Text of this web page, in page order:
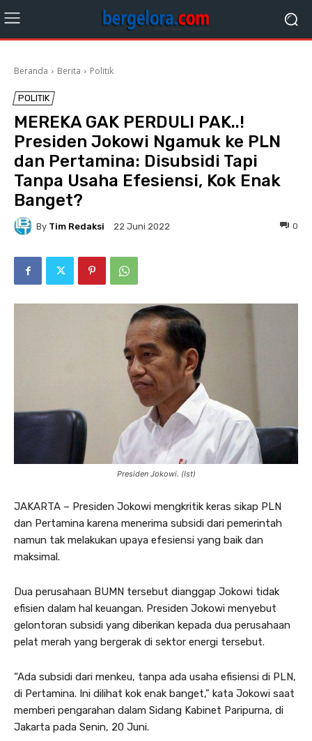
Beranda Berita Politik
POLITIK
MEREKA GAK PERDULI PAK..!
Presiden Jokowi Ngamuk ke PLN
dan Pertamina: Disubsidi Tapi
Tanpa Usaha Efesiensi, Kok Enak
Banget?
By Tim Redaksi 22 Juni 2022 0
Presiden Jokowi. (Ist)
JAKARTA – Presiden Jokowi mengkritik keras sikap PLN
dan Pertamina karena menerima subsidi dari pemerintah
namun tak melakukan upaya efesiensi yang baik dan
maksimal.
Dua perusahaan BUMN tersebut dianggap Jokowi tidak
efisien dalam hal keuangan. Presiden Jokowi menyebut
gelontoran subsidi yang diberikan kepada dua perusahaan
pelat merah yang bergerak di sektor energi tersebut.
“Ada subsidi dari menkeu, tanpa ada usaha efisiensi di PLN,
di Pertamina. Ini dilihat kok enak banget,” kata Jokowi saat
memberi pengarahan dalam Sidang Kabinet Paripurna, di
Jakarta pada Senin, 20 Juni.